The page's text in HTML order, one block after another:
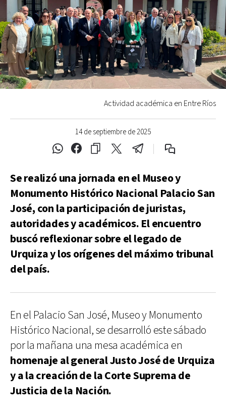
14 de septiembre de 2025
Actividad académica en Entre Ríos
Se realizó una jornada en el Museo y
Monumento Histórico Nacional Palacio San
José, con la participación de juristas,
autoridades y académicos. El encuentro
buscó reflexionar sobre el legado de
Urquiza y los orígenes del máximo tribunal
del país.
En el Palacio San José, Museo y Monumento
Histórico Nacional, se desarrolló este sábado
por la mañana una mesa académica en
homenaje al general Justo José de Urquiza
y a la creación de la Corte Suprema de
Justicia de la Nación.